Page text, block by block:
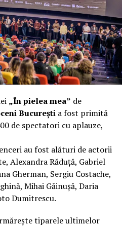
Proprietarul l-a aruncat la
să fie clar de la început: nu
ci despre
ușor,
dar cu
primul în conversație
ușor. Și pe bună dreptate.
aproximativ 2,7 g/cm³, față
Practic, la un volum
cam o treime din greutatea
montează și
diferența asta se
„În pielea mea” de
Bucureștia fost primită
de spectatori cu aplauze,
au fost alături de actorii
Alexandra Răduță, Gabriel
Gherman, Sergiu Costache,
Mihai Găinușă, Daria
Dumitrescu.
tiparele ultimelor